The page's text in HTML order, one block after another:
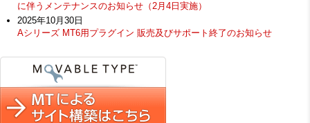
に伴うメンテナンスのお知らせ（2月4日実施）
2025年10月30日
Aシリーズ MT6用プラグイン 販売及びサポート終了のお知らせ